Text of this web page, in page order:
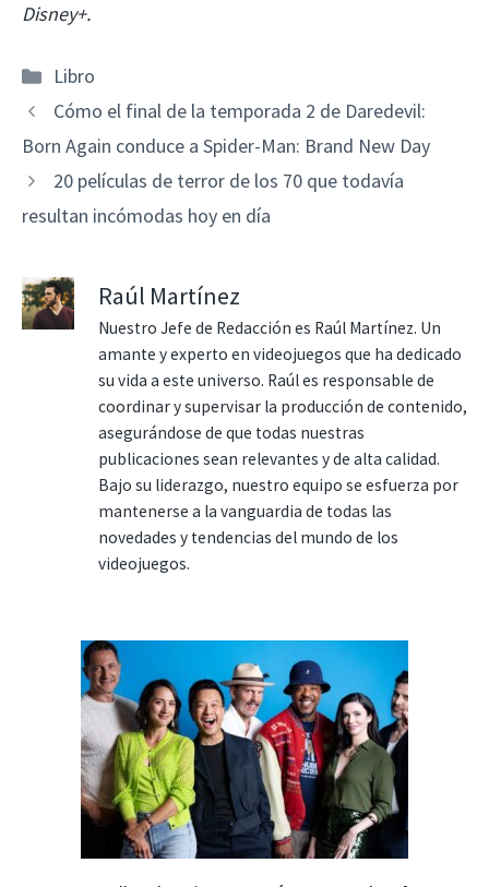
Disney+.
Categorías
Libro
Cómo el final de la temporada 2 de Daredevil:
Born Again conduce a Spider-Man: Brand New Day
20 películas de terror de los 70 que todavía
resultan incómodas hoy en día
Raúl Martínez
Nuestro Jefe de Redacción es Raúl Martínez. Un
amante y experto en videojuegos que ha dedicado
su vida a este universo. Raúl es responsable de
coordinar y supervisar la producción de contenido,
asegurándose de que todas nuestras
publicaciones sean relevantes y de alta calidad.
Bajo su liderazgo, nuestro equipo se esfuerza por
mantenerse a la vanguardia de todas las
novedades y tendencias del mundo de los
videojuegos.